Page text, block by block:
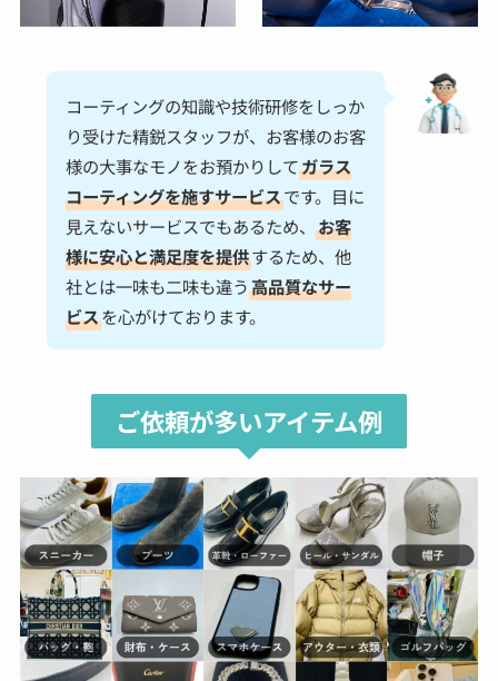
コーティングの知識や技術研修をしっか
り受けた精鋭スタッフが、お客様のお客
様の大事なモノをお預かりしてガラス
コーティングを施すサービスです。目に
見えないサービスでもあるため、 お客
様に安心と満足度を提供するため、他
社とは一味も二味も違う高品質なサー
ビスを心がけております。
ご依頼が多いアイテム例